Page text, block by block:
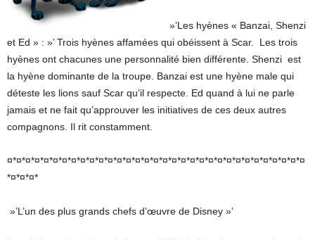
»’Les hyènes « Banzai, Shenzi
et Ed » : »’ Trois hyènes affamées qui obéissent à Scar. Les trois
hyènes ont chacunes une personnalité bien différente. Shenzi est
la hyène dominante de la troupe. Banzai est une hyène male qui
déteste les lions sauf Scar qu’il respecte. Ed quand à lui ne parle
jamais et ne fait qu’approuver les initiatives de ces deux autres
compagnons. Il rit constamment.
¤*¤*¤*¤*¤*¤*¤*¤*¤*¤*¤*¤*¤*¤*¤*¤*¤*¤*¤*¤*¤*¤*¤*¤*¤*¤*¤*¤*¤*¤*¤*¤*¤
*¤*¤*¤*
»’L’un des plus grands chefs d’œuvre de Disney »’